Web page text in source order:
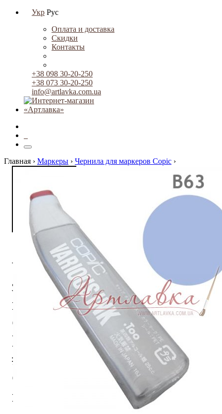
Укр Рус
Оплата и доставка
Скидки
Контакты
+38 098 30-20-250
+38 073 30-20-250
info@artlavka.com.ua
Главная › Маркеры › Чернила для маркеров Copic ›
Чернила для
заправки
маркера
Copic Light
hydrangea
#B63,
Светлая
гортензия